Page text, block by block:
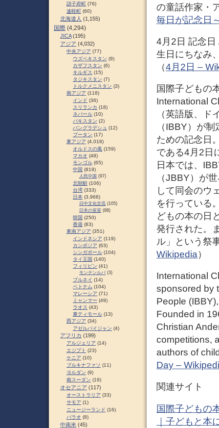
の童話作家・
毎日が記念日
4月2日 記念日
生日にちなみ
（4月2日 –
国際子どもの
International
（英語版、
（IBBY）が
ための記念日
である4月2日
日本では、
（JBBY）が
して同会のウ
を行っている
どもの本の日
発行された。
ル」という祭
Wikipedia）
International
sponsored by
People
Founded in
Christian
competitions,
authors of
Day –
関連サイト
国際子どもの
｜子どもと本
訓子府町 (76)
遠軽町 (60)
北海道人 (1,155)
国際 (4,294)
JICA(195)
アジア (4,032)
中央アジア (77)
ウズベキスタン (9)
カザフスタン (6)
キルギス (15)
タジキスタン (7)
トルクメニスタン (3)
南アジア (118)
インド (36)
スリランカ (18)
ネパール (10)
パキスタン (2)
バングラデシュ (12)
ブータン (17)
東アジア (4,018)
オルドスの風 (159)
マカオ (48)
モンゴル (65)
中国 (819)
人民中国 (97)
北朝鮮 (106)
台湾 (333)
日本 (3,968)
日中文化交流 (105)
日本の皇室 (88)
韓国 (250)
香港 (83)
東南アジア (351)
インドネシア (119)
カンボジア (63)
シンガポール (104)
タイ王国 (140)
フィリピン (41)
モンテンルパ (3)
ブルネイ (14)
ベトナム (104)
マレーシア (71)
ミャンマー (49)
ラオス (43)
東ティモール (13)
西アジア (34)
アゼルバイジャン (4)
アフリカ (199)
アルジェリア (14)
エジプト (23)
ケニア (10)
ブルキナファソ (11)
ヨルダン (9)
南スーダン (19)
オセアニア (117)
オーストラリア (33)
サモア (1)
ニュージーランド (16)
パラオ (8)
中南米 (45)